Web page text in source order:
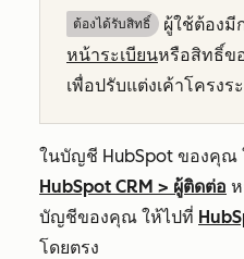
ต้องได้รับสิทธิ์​ ผู้ใช้ต้องมี
หน้าระเบียนหรือสิทธิ์ข
เพื่อปรับแต่งเค้าโครงร
ในบัญชี HubSpot ของคุณ
HubSpot CRM > ผู้ติดต่อ
บัญชีของคุณ ให้ไปที่
โดยตรง